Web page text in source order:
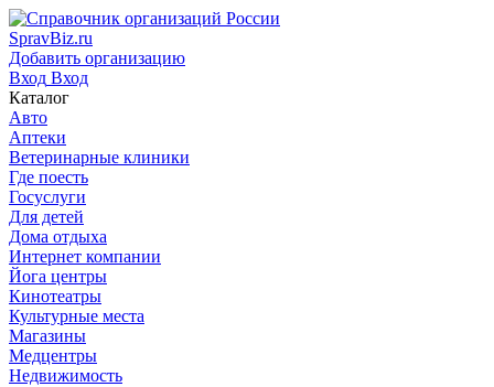
SpravBiz.ru
Добавить организацию
Вход Вход
Каталог
Авто
Аптеки
Ветеринарные клиники
Где поесть
Госуслуги
Для детей
Дома отдыха
Интернет компании
Йога центры
Кинотеатры
Культурные места
Магазины
Медцентры
Недвижимость